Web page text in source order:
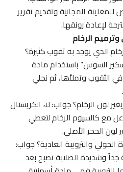
المجانية وتقديم تقرير
لإعادة رونقها.
الرخام
الذي يوجد به ثقوب كثيرة؟
السوس” باستخدام مادة
الثقوب وتملأها، ثم نجلي
الرخام؟ جواب: لا، الكريستال
كالسيوم الرخام لتعطي
الحجر الأصلي.
والترويبة العادية؟ جواب:
وشديدة الصلابة تصبح بعد